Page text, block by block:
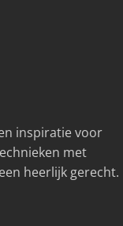
inspiratie voor
met
heerlijk gerecht.